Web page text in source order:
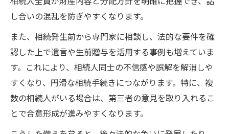
し合いの混乱を防ぎやすくなります。
また、相続発生前から専門家に相談し、法的な要件を確
認した上で遺言や生前贈与を活用する事例も増えていま
す。これにより、相続人同士の不信感や誤解を解消しや
すくなり、円滑な相続手続きにつながります。特に、複
数の相続人がいる場合は、第三者の意見を取り入れるこ
とで合意形成が進みやすくなります。